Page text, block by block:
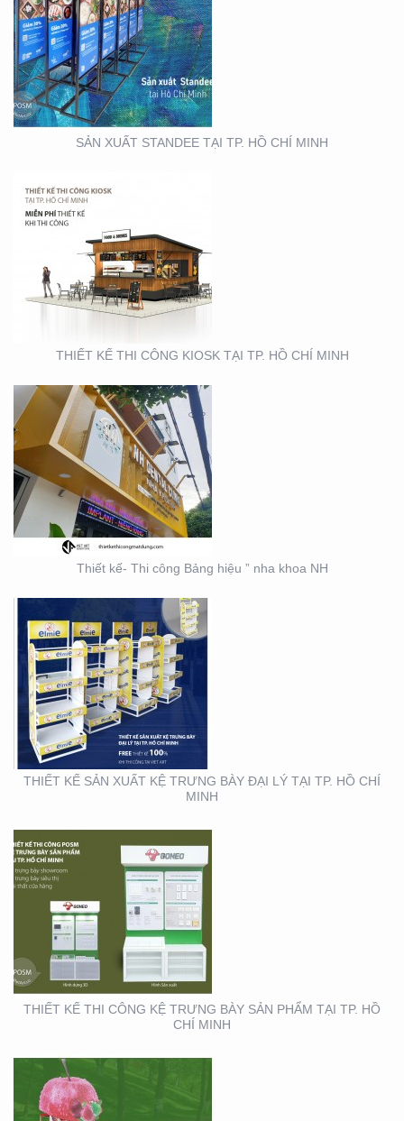
SẢN XUẤT STANDEE TẠI TP. HỒ CHÍ MINH
THIẾT KẾ THI CÔNG
KIOSK TẠI TP. HỒ CHÍ
MINH
THIẾT KẾ THI CÔNG KIOSK TẠI TP. HỒ CHÍ MINH
THIẾT KẾ- THI CÔNG
BẢNG HIỆU ” NHA KHOA
NH
Thiết kế- Thi công Bảng hiệu ” nha khoa NH
THIẾT KẾ SẢN XUẤT KỆ
TRƯNG BÀY ĐẠI LÝ TẠI
TP. HỒ CHÍ MINH
THIẾT KẾ SẢN XUẤT KỆ TRƯNG BÀY ĐẠI LÝ TẠI TP. HỒ CHÍ
MINH
THIẾT KẾ THI CÔNG KỆ
TRƯNG BÀY SẢN PHẨM
TẠI TP. HỒ CHÍ MINH
THIẾT KẾ THI CÔNG KỆ TRƯNG BÀY SẢN PHẨM TẠI TP. HỒ
CHÍ MINH
THIẾT KẾ SẢN XUẤT
BOOTH SAMPLING TẠI
TP. HỒ CHÍ MINH